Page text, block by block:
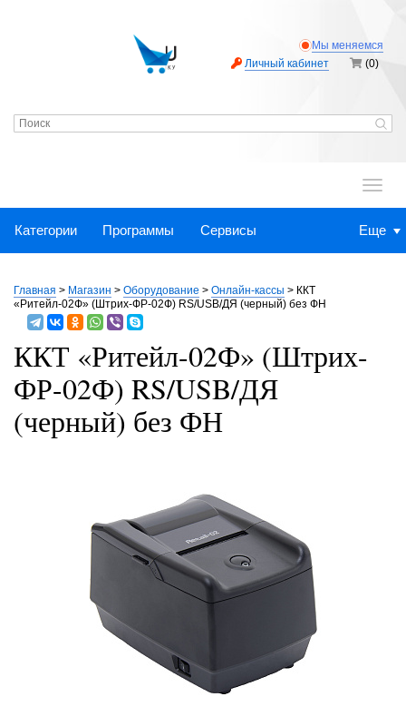
Мы меняемся
Личный кабинет
(0)
.
Категории Программы Сервисы Еще
Главная > Магазин > Оборудование > Онлайн-кассы > ККТ
«Ритейл-02Ф» (Штрих-ФР-02Ф) RS/USB/ДЯ (черный) без ФН
ККТ «Ритейл-02Ф» (Штрих-
ФР-02Ф) RS/USB/ДЯ
(черный) без ФН